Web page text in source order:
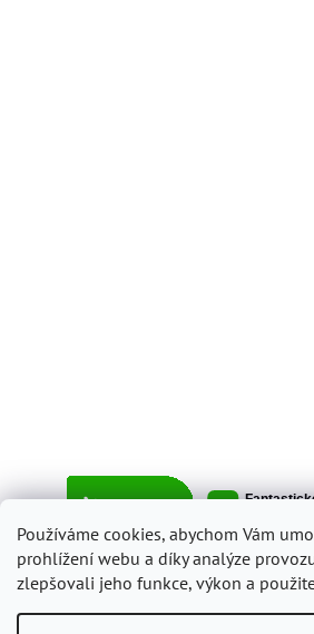
Používáme cookies, abychom Vám
prohlížení webu a díky analýze
zlepšovali jeho funkce, výkon a